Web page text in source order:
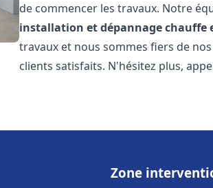
de commencer les travaux. Notre
installation et dépannage chauffe
travaux et nous sommes fiers de
clients satisfaits. N'hésitez plus,
Zone